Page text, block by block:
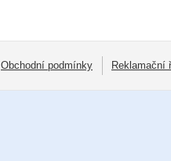
Obchodní podmínky Reklamační